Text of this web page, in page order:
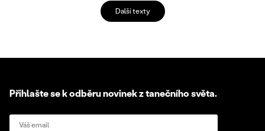
Další texty
Přihlašte se k odběru novinek z tanečního světa.